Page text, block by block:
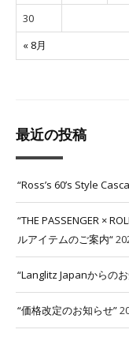
« 8月
30
最近の投稿
“Ross’s 60’s Style
“THE PASSENGER ×
ルアイテムのご案内“
“Langlitz Japanからの
“価格改定のお知らせ”